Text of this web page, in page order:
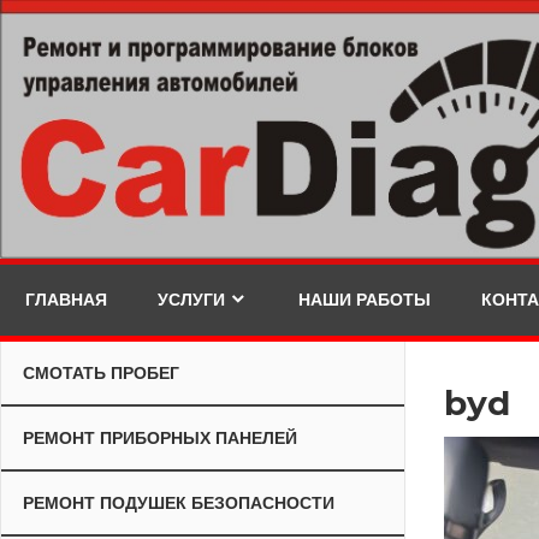
Skip
content
ГЛАВНАЯ УСЛУГИ НАШИ РАБОТЫ
byd
СМОТАТЬ ПРОБЕГ
РЕМОНТ ПРИБОРНЫХ ПАНЕЛЕЙ
РЕМОНТ ПОДУШЕК БЕЗОПАСНОСТИ